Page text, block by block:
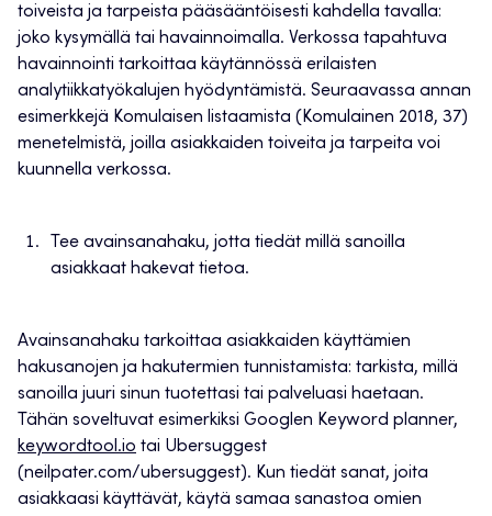
toiveista ja tarpeista pääsääntöisesti kahdella tavalla:
joko kysymällä tai havainnoimalla. Verkossa tapahtuva
havainnointi tarkoittaa käytännössä erilaisten
analytiikkatyökalujen hyödyntämistä. Seuraavassa annan
esimerkkejä Komulaisen listaamista (Komulainen 2018, 37)
menetelmistä, joilla asiakkaiden toiveita ja tarpeita voi
kuunnella verkossa.
Tee avainsanahaku, jotta tiedät millä sanoilla
asiakkaat hakevat tietoa.
Avainsanahaku tarkoittaa asiakkaiden käyttämien
hakusanojen ja hakutermien tunnistamista: tarkista, millä
sanoilla juuri sinun tuotettasi tai palveluasi haetaan.
Tähän soveltuvat esimerkiksi Googlen Keyword planner,
keywordtool.io tai Ubersuggest
(neilpater.com/ubersuggest). Kun tiedät sanat, joita
asiakkaasi käyttävät, käytä samaa sanastoa omien